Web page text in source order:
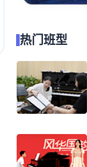
热门班型